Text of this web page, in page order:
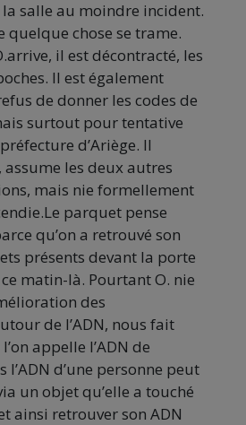
salle au moindre incident.
quelque chose se trame.
il est décontracté, les
Il est également
de donner les codes de
surtout pour tentative
d’Ariège. Il
les deux autres
mais nie formellement
parquet pense
qu’on a retrouvé son
présents devant la porte
matin-là. Pourtant O. nie
des
de l’ADN, nous fait
appelle l’ADN de
l’ADN d’une personne peut
un objet qu’elle a touché
ainsi retrouver son ADN